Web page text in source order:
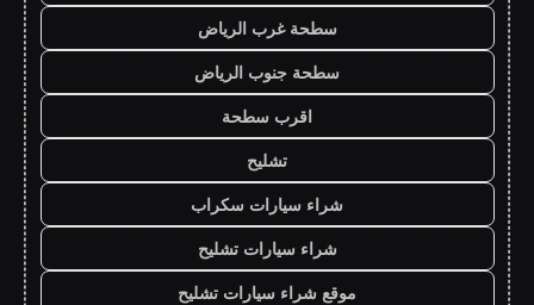
سطحة غرب الرياض
سطحة جنوب الرياض
اقرب سطحة
تشليح
شراء سيارات سكراب
شراء سيارات تشليح
موقع شراء سيارات تشليح